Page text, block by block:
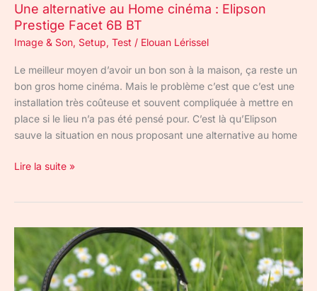
Une alternative au Home cinéma : Elipson
Prestige Facet 6B BT
Image & Son, Setup, Test / Elouan Lérissel
Le meilleur moyen d’avoir un bon son à la maison, ça reste un
bon gros home cinéma. Mais le problème c’est que c’est une
installation très coûteuse et souvent compliquée à mettre en
place si le lieu n’a pas été pensé pour. C’est là qu’Elipson
sauve la situation en nous proposant une alternative au home
Lire la suite »
Sennheiser
Momentum
Wireless
: